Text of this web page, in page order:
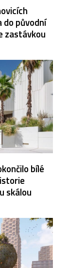
do původní
zastávkou
bílé
skálou